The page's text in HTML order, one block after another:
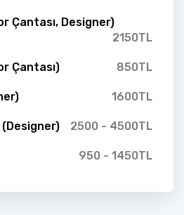
Çantası, Designer)
2150TL
Çantası) 850TL
1600TL
2500 - 4500TL
950 - 1450TL